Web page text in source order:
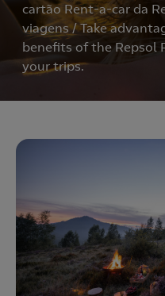
cartão Rent-a-car da
viagens / Take
benefits of the Repsol
your trips.